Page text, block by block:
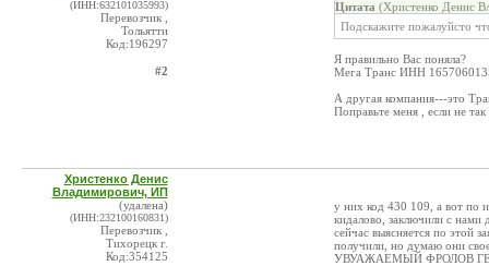
(ИНН:632101035993)
Перевозчик ,
Тольятти
Код:196297
#2
Цитата (Христенко Денис
Подскажите пожалуйсто
Я правильно Вас поняла?
Мега Транс ИНН
А другая компания---это
Поправьте меня , если не так
Христенко Денис
Владимирович, ИП
(удалена)
(ИНН:232100160831)
Перевозчик ,
Тихорецк г.
Код:354125
у них код 430 109, а вот по
кидалово, заключили с нами
сейчас выясняется по этой
получили, но думаю они
УВУАЖАЕМЫЙ ФРОЛОВ